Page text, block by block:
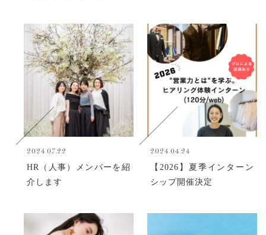
2024.07.22
HR（人事）メンバーを紹
介します
2024.04.24
【2026】夏季インターン
シップ開催決定